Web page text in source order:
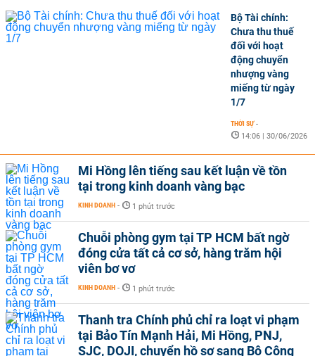
Bộ Tài chính:
Chưa thu thuế
đối với hoạt
động chuyển
nhượng vàng
miếng từ ngày
1/7
THỜI SỰ -
14:06 | 30/06/2026
Mi Hồng lên tiếng sau kết luận về tồn
tại trong kinh doanh vàng bạc
KINH DOANH - 1 phút trước
Chuỗi phòng gym tại TP HCM bất ngờ
đóng cửa tất cả cơ sở, hàng trăm hội
viên bơ vơ
KINH DOANH - 1 phút trước
Thanh tra Chính phủ chỉ ra loạt vi phạm
tại Bảo Tín Mạnh Hải, Mi Hồng, PNJ,
SJC, DOJI, chuyển hồ sơ sang Bộ Công